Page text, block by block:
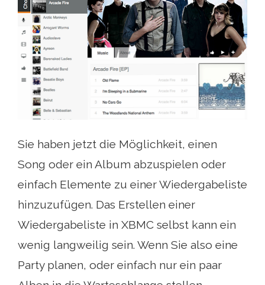
Sie haben jetzt die Möglichkeit, einen
Song oder ein Album abzuspielen oder
einfach Elemente zu einer Wiedergabeliste
hinzuzufügen. Das Erstellen einer
Wiedergabeliste in XBMC selbst kann ein
wenig langweilig sein. Wenn Sie also eine
Party planen, oder einfach nur ein paar